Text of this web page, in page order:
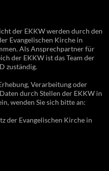
der EKKW werden durch den
Evangelischen Kirche in
Als Ansprechpartner für
der EKKW ist das Team der
zuständig.
Verarbeitung oder
durch Stellen der EKKW in
wenden Sie sich bitte an:
der Evangelischen Kirche in